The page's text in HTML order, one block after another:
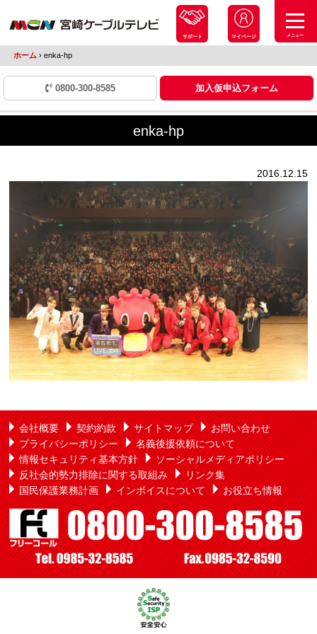
サポート マイページ メニュー
ホーム ›enka-hp
0800-300-8585 加入仮申込フォーム
enka-hp
2016.12.15
会社概要 契約約款 サイトマップ
お問い合わせ
プライバシーポリシー
名義後援依頼について
情報セキュリティ基本方針
ソーシャルメディアポリシー
反社会的勢力排除に関する取組み
リンク集
国民保護業務計画
インボイスについて お役立ち情報